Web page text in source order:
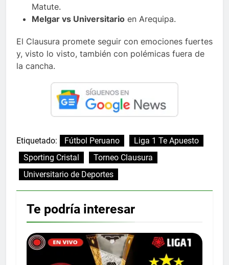
Matute.
Melgar vs Universitario en Arequipa.
El Clausura promete seguir con emociones fuertes
y, visto lo visto, también con polémicas fuera de
la cancha.
Etiquetado: Fútbol Peruano
Liga 1 Te Apuesto
Sporting Cristal
Torneo Clausura
Universitario de Deportes
Te podría interesar